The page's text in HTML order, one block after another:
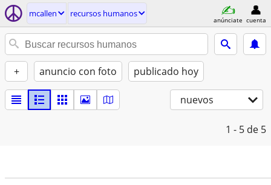
mcallen recursos humanos
anúnciate cuenta
+ anuncio con foto publicado hoy
nuevos
1 - 5 de 5